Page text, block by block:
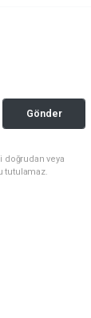
Gönder
doğrudan veya
tutulamaz.